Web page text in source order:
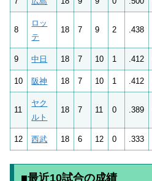
8
ロッ
テ
18 7 9 2 .438
9 中日 18 7 10 1 .412
10 阪神 18 7 10 1 .412
11
ヤク
ルト
18 7 11 0 .389
12 西武 18 6 12 0 .333
■最近10試合の成績